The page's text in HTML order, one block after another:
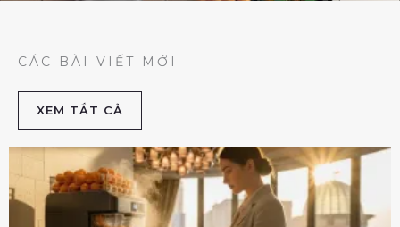
CÁC BÀI VIẾT MỚI
XEM TẮT CẢ